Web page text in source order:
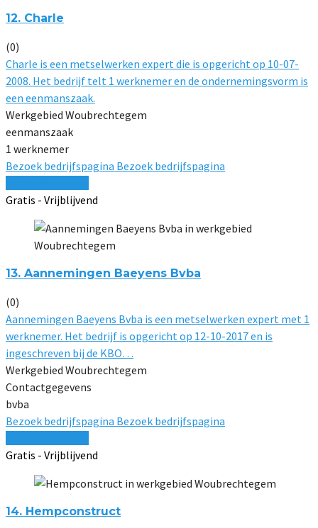
12. Charle
(0)
Charle is een metselwerken expert die is opgericht op 10-07-
2008. Het bedrijf telt 1 werknemer en de ondernemingsvorm is
een eenmanszaak.
Werkgebied Woubrechtegem
eenmanszaak
1 werknemer
Bezoek bedrijfspagina Bezoek bedrijfspagina
Gratis - Vrijblijvend
13. Aannemingen Baeyens Bvba
(0)
Aannemingen Baeyens Bvba is een metselwerken expert met 1
werknemer. Het bedrijf is opgericht op 12-10-2017 en is
ingeschreven bij de KBO…
Werkgebied Woubrechtegem
Contactgegevens
bvba
Bezoek bedrijfspagina Bezoek bedrijfspagina
Gratis - Vrijblijvend
14. Hempconstruct